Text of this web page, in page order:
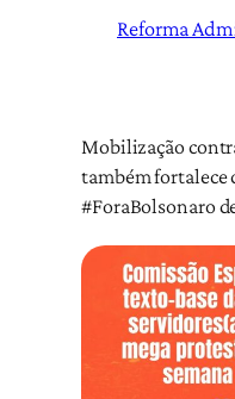
Reforma
Mobilização
também fortalece
#ForaBolsonaro